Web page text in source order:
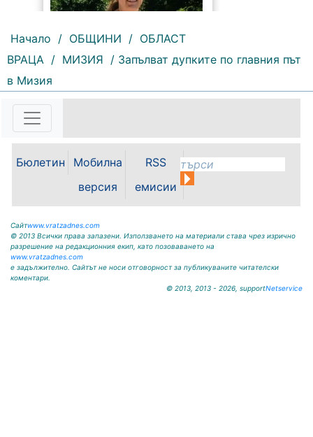
количества електроенергия, а
работи без затруднения въпреки
Дунав. Това заяви министърът на
ефира на...
Начало / ОБЩИНИ / ОБЛАСТ
ВРАЦА / МИЗИЯ / Запълват дупките по главния път
в Мизия
Бюлетин
Мобилна
версия
RSS
емисии
Сайтwww.vratzadnes.com
© 2013 Всички права запазени. Използването на материали става чрез изрично
разрешение на редакционния екип, като позоваването на
www.vratzadnes.com
е задължително. Сайтът не носи отговорност за публикуваните читателски
коментари.
© 2013, 2013 - 2026, supportNetservice